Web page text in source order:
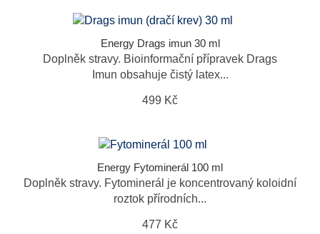
Energy Drags imun 30 ml
Doplněk stravy. Bioinformační přípravek Drags
Imun obsahuje čistý latex...
499 Kč
Energy Fytominerál 100 ml
Doplněk stravy. Fytominerál je koncentrovaný koloidní
roztok přírodních...
477 Kč